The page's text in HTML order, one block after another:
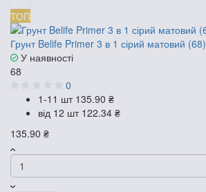
ТОП
Грунт Belife Primer 3 в 1 сірий матовий (68)
У наявності
68
0
1-11 шт 135.90 ₴
від 12 шт 122.34 ₴
135.90 ₴